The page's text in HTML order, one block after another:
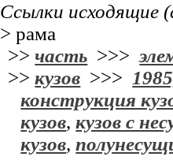
Ссылки исходящие
> рама
>>часть >>>
>>кузов >>>
конструкция
кузов,кузов с
кузов,